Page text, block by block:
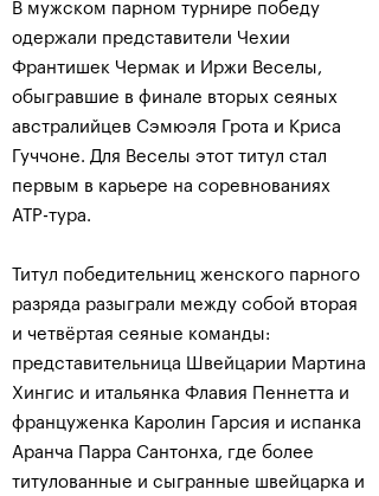
В мужском парном турнире победу
одержали представители Чехии
Франтишек Чермак и Иржи Веселы,
обыгравшие в финале вторых сеяных
австралийцев Сэмюэля Грота и Криса
Гуччоне. Для Веселы этот титул стал
первым в карьере на соревнованиях
АТР-тура.
Титул победительниц женского парного
разряда разыграли между собой вторая
и четвёртая сеяные команды:
представительница Швейцарии Мартина
Хингис и итальянка Флавия Пеннетта и
француженка Каролин Гарсия и испанка
Аранча Парра Сантонха, где более
титулованные и сыгранные швейцарка и